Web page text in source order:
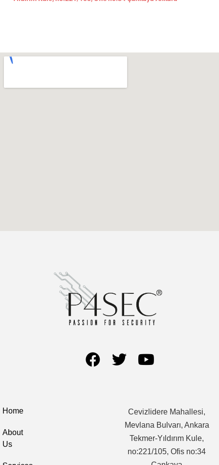
Home
About
Us
Cevizlidere Mahallesi,
Mevlana Bulvarı, Ankara
Tekmer-Yıldırım Kule,
no:221/105, Ofis no:34